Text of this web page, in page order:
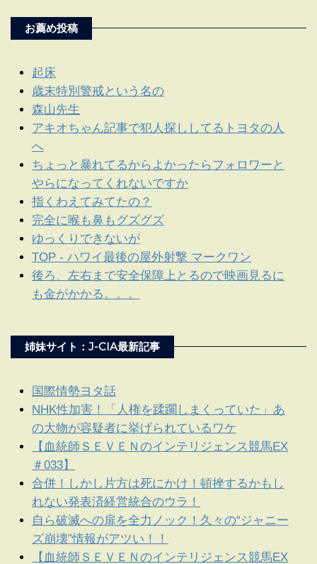
お薦め投稿
起床
歳末特別警戒という名の
森山先生
アキオちゃん記事で犯人探ししてるトヨタの人
へ
ちょっと暴れてるからよかったらフォロワーと
やらになってくれないですか
指くわえてみてたの？
完全に喉も鼻もグズグズ
ゆっくりできないが
TOP - ハワイ最後の屋外射撃 マークワン
後ろ、左右まで安全保障上とるので映画見るに
も金がかかる。。。
姉妹サイト：J-CIA最新記事
国際情勢ヨタ話
NHK性加害！「人権を蹂躙しまくっていた」あ
の大物が容疑者に挙げられているワケ
【血統師ＳＥＶＥＮのインテリジェンス競馬EX
＃033】
合併！しかし片方は死にかけ！頓挫するかもし
れない発表済経営統合のウラ！
自ら破滅への扉を全力ノック！久々の“ジャニー
ズ崩壊”情報がアツい！！
【血統師ＳＥＶＥＮのインテリジェンス競馬EX